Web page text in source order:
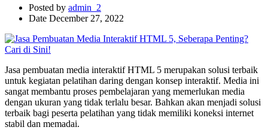
Posted by admin_2
Date December 27, 2022
Jasa pembuatan media interaktif HTML 5 merupakan solusi terbaik
untuk kegiatan pelatihan daring dengan konsep interaktif. Media ini
sangat membantu proses pembelajaran yang memerlukan media
dengan ukuran yang tidak terlalu besar. Bahkan akan menjadi solusi
terbaik bagi peserta pelatihan yang tidak memiliki koneksi internet
stabil dan memadai.